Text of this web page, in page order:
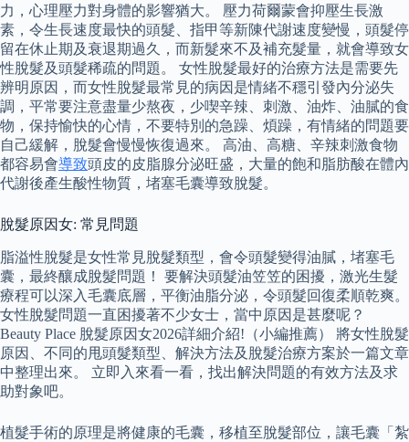
力，心理壓力對身體的影響猶大。 壓力荷爾蒙會抑壓生長激
素，令生長速度最快的頭髮、指甲等新陳代謝速度變慢，頭髮停
留在休止期及衰退期過久，而新髮來不及補充髮量，就會導致女
性脫髮及頭髮稀疏的問題。 女性脫髮最好的治療方法是需要先
辨明原因，而女性脫髮最常見的病因是情緒不穩引發內分泌失
調，平常要注意盡量少熬夜，少喫辛辣、刺激、油炸、油膩的食
物，保持愉快的心情，不要特別的急躁、煩躁，有情緒的問題要
自己緩解，脫髮會慢慢恢復過來。 高油、高糖、辛辣刺激食物
都容易會導致頭皮的皮脂腺分泌旺盛，大量的飽和脂肪酸在體內
代謝後產生酸性物質，堵塞毛囊導致脫髮。
脫髮原因女: 常見問題
脂溢性脫髮是女性常見脫髮類型，會令頭髮變得油膩，堵塞毛
囊，最終釀成脫髮問題！ 要解決頭髮油笠笠的困擾，激光生髮
療程可以深入毛囊底層，平衡油脂分泌，令頭髮回復柔順乾爽。
女性脫髮問題一直困擾著不少女士，當中原因是甚麼呢？
Beauty Place 脫髮原因女2026詳細介紹!（小編推薦） 將女性脫髮
原因、不同的甩頭髮類型、解決方法及脫髮治療方案於一篇文章
中整理出來。 立即入來看一看，找出解決問題的有效方法及求
助對象吧。
植髮手術的原理是將健康的毛囊，移植至脫髮部位，讓毛囊「紮